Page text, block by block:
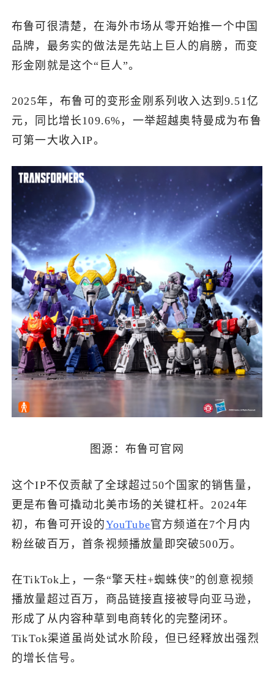
布鲁可很清楚，在海外市场从零开始推一个中国
品牌，最务实的做法是先站上巨人的肩膀，而变
形金刚就是这个“巨人”。
2025年，布鲁可的变形金刚系列收入达到9.51亿
元，同比增长109.6%，一举超越奥特曼成为布鲁
可第一大收入IP。
图源：布鲁可官网
这个IP不仅贡献了全球超过50个国家的销售量，
更是布鲁可撬动北美市场的关键杠杆。2024年
初，布鲁可开设的YouTube官方频道在7个月内
粉丝破百万，首条视频播放量即突破500万。
在TikTok上，一条“擎天柱+蜘蛛侠”的创意视频
播放量超过百万，商品链接直接被导向亚马逊，
形成了从内容种草到电商转化的完整闭环。
TikTok渠道虽尚处试水阶段，但已经释放出强烈
的增长信号。